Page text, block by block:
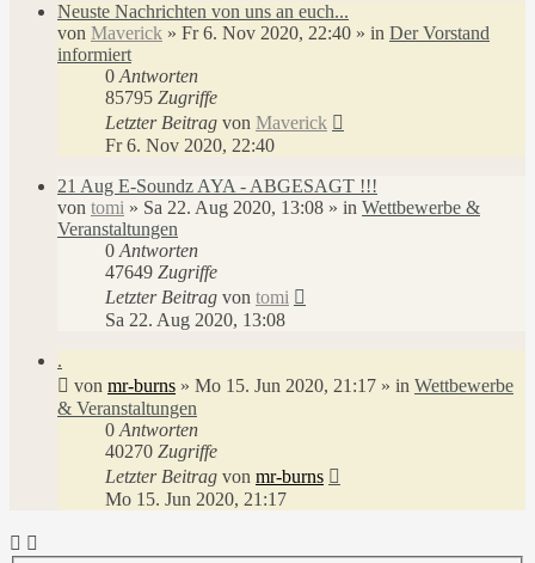
Neuste Nachrichten von uns an euch...
von Maverick » Fr 6. Nov 2020, 22:40 » in Der Vorstand
informiert
0 Antworten
85795 Zugriffe
Letzter Beitrag von Maverick
Fr 6. Nov 2020, 22:40
21 Aug E-Soundz AYA - ABGESAGT !!!
von tomi » Sa 22. Aug 2020, 13:08 » in Wettbewerbe &
Veranstaltungen
0 Antworten
47649 Zugriffe
Letzter Beitrag von tomi
Sa 22. Aug 2020, 13:08
.
von mr-burns » Mo 15. Jun 2020, 21:17 » in Wettbewerbe
& Veranstaltungen
0 Antworten
40270 Zugriffe
Letzter Beitrag von mr-burns
Mo 15. Jun 2020, 21:17